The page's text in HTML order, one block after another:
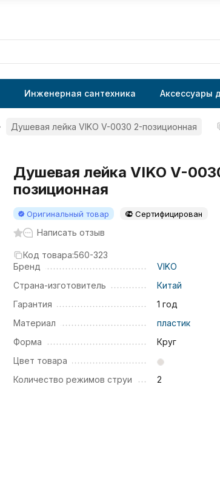
Инженерная сантехника Аксессуары
Душевая лейка VIKO V-0030 2-позиционная
Душевая лейка VIKO V-
позиционная
Оригинальный товар Сертифицирован
Написать отзыв
Код товара:560-323
Бренд
VIKO
Страна-изготовитель
Китай
Гарантия
1 год
Материал
пластик
Форма
Круг
Цвет товара
Количество режимов струи
2